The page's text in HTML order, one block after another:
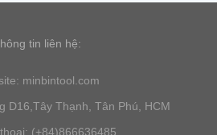
tin liên hệ:
minbintool.com
D16,Tây Thạnh, Tân Phú, HCM
(+84)866636485